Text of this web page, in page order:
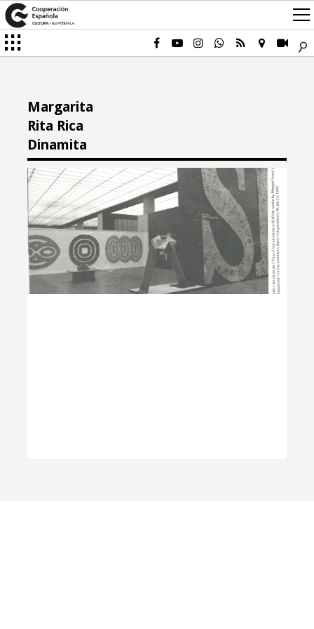
Margarita
Rita Rica
Dinamita